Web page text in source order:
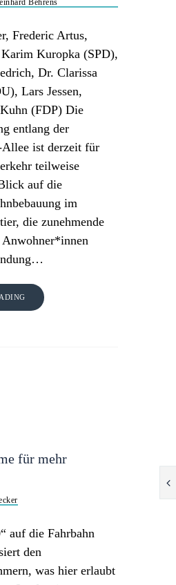
Behrens
Frederic Artus,
Kuropka (SPD),
Dr. Clarissa
Lars Jessen,
(FDP) Die
entlang der
ist derzeit für
teilweise
auf die
im
die zunehmende
für mehr
auf die Fahrbahn
den
was hier erlaubt